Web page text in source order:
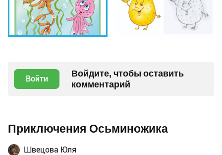
Войти
Войдите, чтобы оставить
комментарий
Приключения Осьминожика
Швецова Юля